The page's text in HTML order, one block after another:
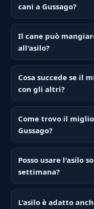
cani a Gussago?
Il cane può
all'asilo?
Cosa succede se il
con gli altri?
Come trovo il
Gussago?
Posso usare l'asilo
settimana?
L'asilo è adatto